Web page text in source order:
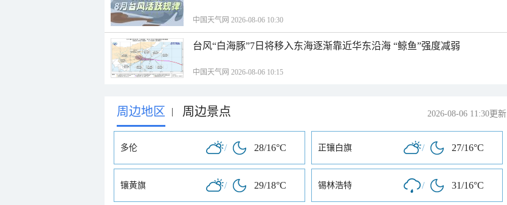
中国天气网 2026-08-06 10:30
台风“白海豚”7日将移入东海逐渐靠近华东沿海 “鲸鱼”强度减弱
中国天气网 2026-08-06 10:15
周边地区 | 周边景点 2026-08-06 11:30更新
多伦 / 28/16°C 正镶白旗 / 27/16°C
镶黄旗 / 29/18°C 锡林浩特 / 31/16°C